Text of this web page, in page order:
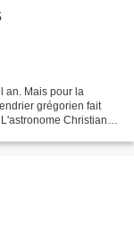
an. Mais pour la
grégorien fait
Christian